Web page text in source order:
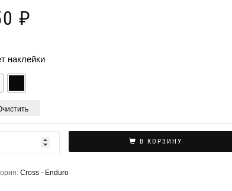
₽
наклейки
В КОРЗИНУ
Cross - Enduro